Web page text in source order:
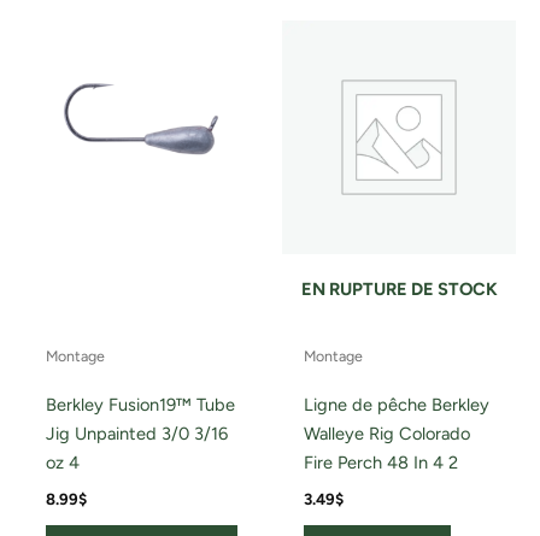
Montage
Berkley Fusion19™ Tube
Jig Unpainted 3/0 3/16
oz 4
8.99$
EN RUPTURE DE STOCK
Montage
Ligne de pêche Berkley
Walleye Rig Colorado
Fire Perch 48 In 4 2
3.49$